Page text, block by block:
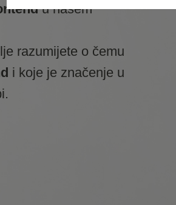
u našem
razumijete o čemu
i koje je značenje u